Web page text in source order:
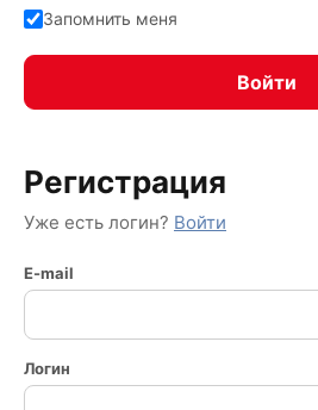
Запомнить меня
Регистрация
Уже есть логин? Войти
E-mail
Логин